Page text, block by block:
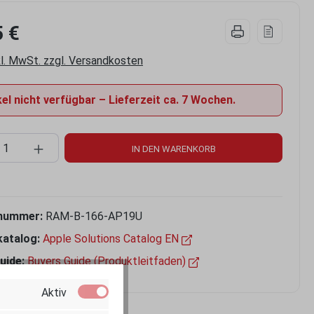
€
MwSt. zzgl. Versandkosten
nicht verfügbar – Lieferzeit ca. 7 Wochen.
Anzahl: Gib den gewünschten Wert
IN DEN WARENKORB
RAM-B-166-AP19U
Apple Solutions Catalog EN
Buyers Guide (Produktleitfaden)
Aktiv